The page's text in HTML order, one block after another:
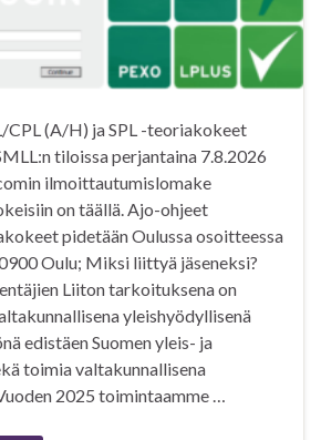
CPL (A/H) ja SPL -teoriakokeet
tiloissa perjantaina 7.8.2026
ilmoittautumislomake
on täällä. Ajo-ohjeet
pidetään Oulussa osoitteessa
Oulu; Miksi liittyä jäseneksi?
Liiton tarkoituksena on
yleishyödyllisenä
edistäen Suomen yleis- ja
toimia valtakunnallisena
2025 toimintaamme …